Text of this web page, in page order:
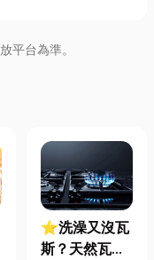
平台為準。
⭐洗澡又沒瓦
斯？天然瓦斯